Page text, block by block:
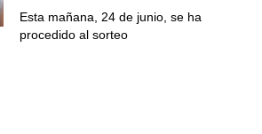
Esta mañana, 24 de junio, se ha
procedido al sorteo